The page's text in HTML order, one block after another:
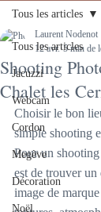
Tous les articles
Jacuzzi
Webcam
Cordon
Megève
Décoration
Noël
Tous les articles
Shooting
Chalet les
Laurent Nodenot
12 avr. 5 min de
Choisir le bon
simple shooting
Pour un
est de trouver un
image de